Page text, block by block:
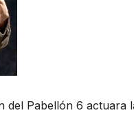
del Pabellón 6 actuara